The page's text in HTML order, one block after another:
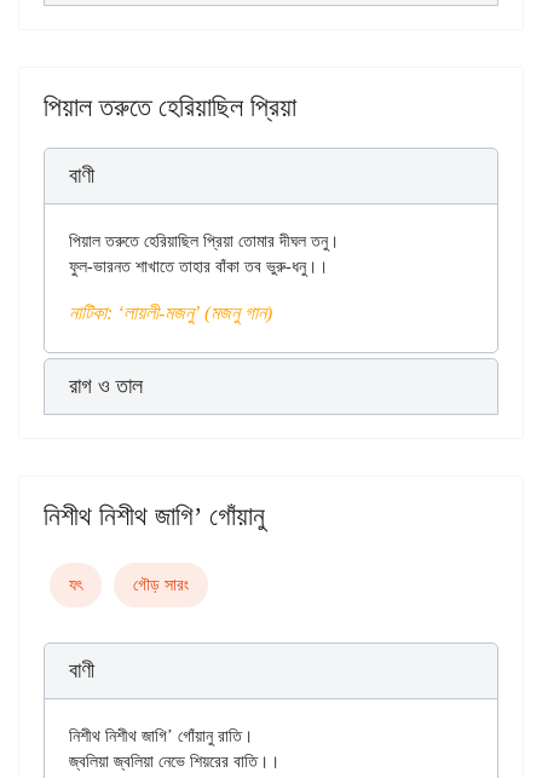
পিয়াল তরুতে হেরিয়াছিল প্রিয়া
বাণী
পিয়াল তরুতে হেরিয়াছিল প্রিয়া তোমার দীঘল তনু।
নাটিকা: ‘লায়লী-মজনু’ (মজনু গান)
রাগ ও তাল
নিশীথ নিশীথ জাগি’ গোঁয়ানু
যৎ গৌড় সারং
বাণী
নিশীথ নিশীথ জাগি’ গোঁয়ানু রাতি।
জ্বলিয়া জ্বলিয়া নেভে শিয়রের বাতি।।